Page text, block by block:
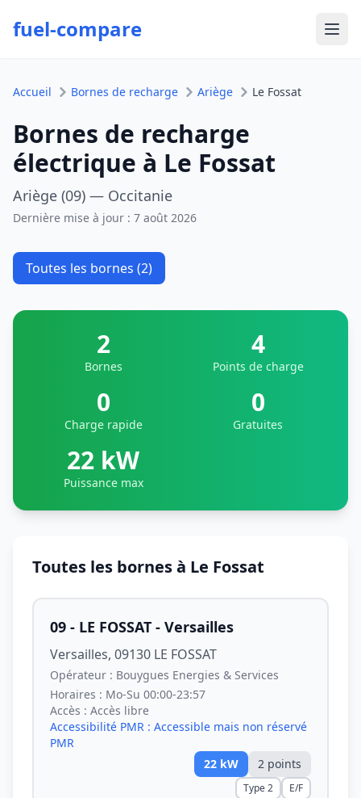
fuel-compare
Accueil Bornes de recharge Ariège Le Fossat
Bornes de recharge
électrique à Le Fossat
Ariège (09) — Occitanie
Dernière mise à jour : 7 août 2026
Toutes les bornes (2)
2
Bornes
4
Points de charge
0
Charge rapide
0
Gratuites
22 kW
Puissance max
Toutes les bornes à Le Fossat
09 - LE FOSSAT - Versailles
Versailles, 09130 LE FOSSAT
Opérateur : Bouygues Energies & Services
Horaires : Mo-Su 00:00-23:57
Accès : Accès libre
Accessibilité PMR : Accessible mais non réservé
PMR
22 kW 2 points
Type 2 E/F